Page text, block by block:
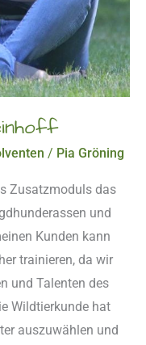
/ Pia Gröning
Zusatzmoduls das
und
Kunden kann
trainieren, da wir
und Talenten des
Wildtierkunde hat
auszuwählen und